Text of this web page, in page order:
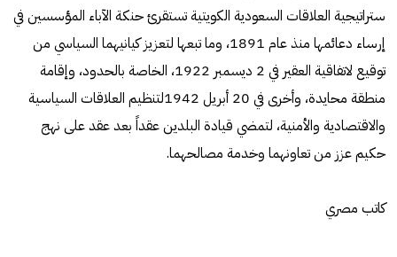
ستراتيجية العلاقات السعودية الكويتية تستقرئ حنكة الآباء المؤسسين في
إرساء دعائمها منذ عام 1891، وما تبعها لتعزيز كيانيهما السياسي من
توقيع لاتفاقية العقير في 2 ديسمبر 1922، الخاصة بالحدود، وإقامة
منطقة محايدة، وأخرى في 20 أبريل 1942لتنظيم العلاقات السياسية
والاقتصادية والأمنية، لتمضي قيادة البلدين عقداً بعد عقد على نهج
حكيم عزز من تعاونهما وخدمة مصالحهما.
كاتب مصري